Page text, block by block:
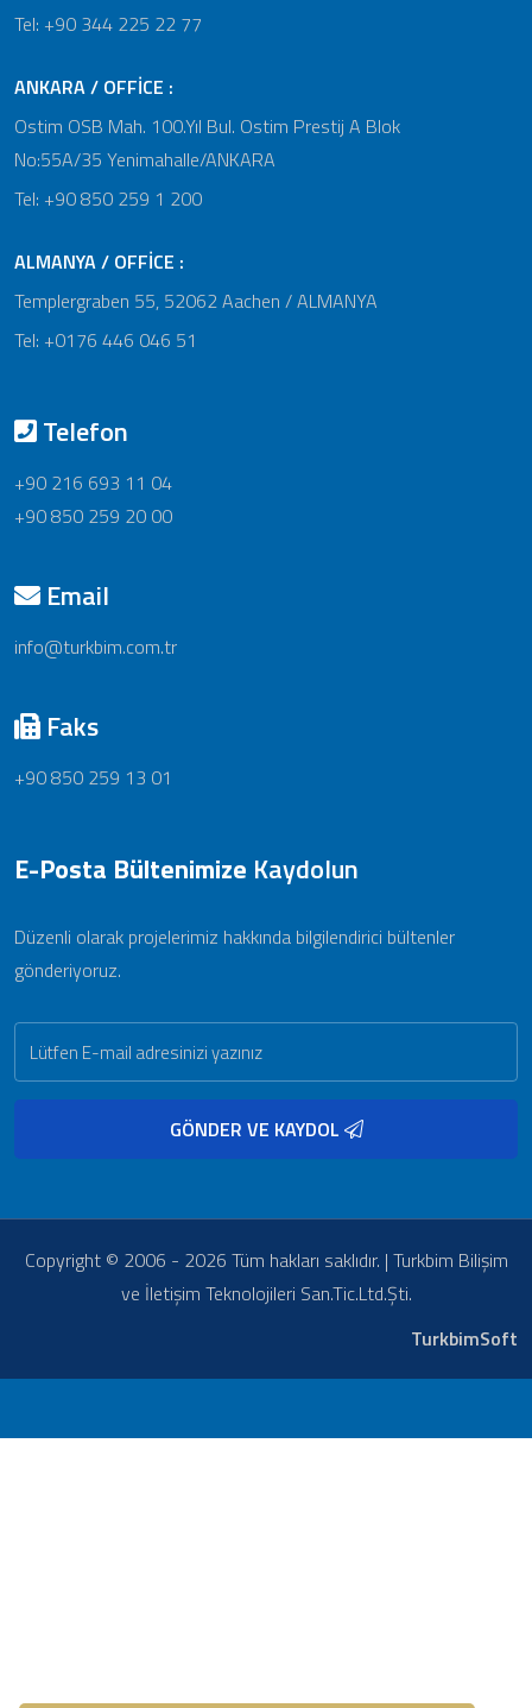
Tel: +90 344 225 22 77
ANKARA / OFFİCE :
Ostim OSB Mah. 100.Yıl Bul. Ostim Prestij A Blok
No:55A/35 Yenimahalle/ANKARA
Tel: +90 850 259 1 200
ALMANYA / OFFİCE :
Templergraben 55, 52062 Aachen / ALMANYA
Tel: +0176 446 046 51
Telefon
+90 216 693 11 04
+90 850 259 20 00
Email
info@turkbim.com.tr
Faks
+90 850 259 13 01
E-Posta Bültenimize Kaydolun
Düzenli olarak projelerimiz hakkında bilgilendirici bültenler
gönderiyoruz.
GÖNDER VE KAYDOL
Copyright © 2006 - 2026 Tüm hakları saklıdır. | Turkbim Bilişim
ve İletişim Teknolojileri San.Tic.Ltd.Şti.
TurkbimSoft